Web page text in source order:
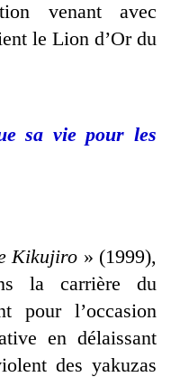
venant avec
le Lion d’Or du
sa vie pour les
Kikujiro » (1999),
la carrière du
pour l’occasion
en délaissant
des yakuzas